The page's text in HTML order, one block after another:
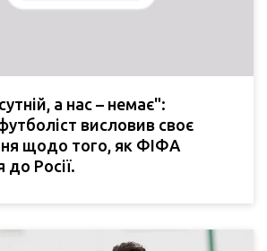
а нас – немає":
висловив своє
щодо того, як ФІФА
до Росії.